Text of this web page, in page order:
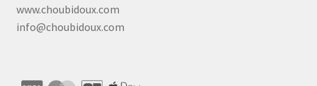
www.choubidoux.com
info@choubidoux.com